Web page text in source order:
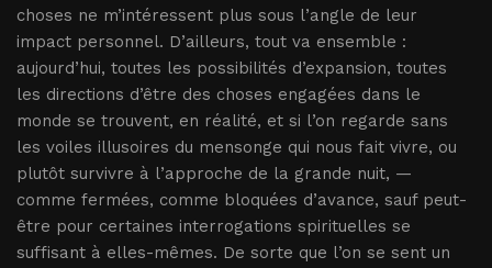
choses ne m’intéressent plus sous l’angle de leur
impact personnel. D’ailleurs, tout va ensemble :
aujourd’hui, toutes les possibilités d’expansion, toutes
les directions d’être des choses engagées dans le
monde se trouvent, en réalité, et si l’on regarde sans
les voiles illusoires du mensonge qui nous fait vivre, ou
plutôt survivre à l’approche de la grande nuit, —
comme fermées, comme bloquées d’avance, sauf peut-
être pour certaines interrogations spirituelles se
suffisant à elles-mêmes. De sorte que l’on se sent un